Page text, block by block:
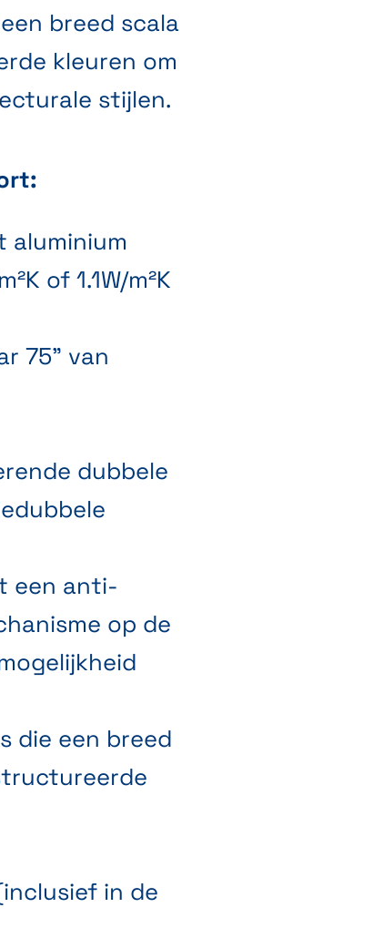
breed scala
kleuren om
stijlen.
aluminium
of 1.1W/m²K
75" van
dubbele
een anti-
op de
die een breed
in de